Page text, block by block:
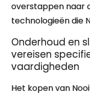
overstappen naar
technologieën die
Onderhoud en
vereisen
vaardigheden
Het kopen van